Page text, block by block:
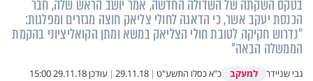
בטקס השקתה של השדולה החדשה, אמר יושב הראש שלה, חבר
הכנסת יעקב אשר, כי הדאגה לחולי צליאק חוצה מגזרים ומפלגות:
"נדרוש חקיקה לטובת חולי הצליאק במשא ומתן הקואליציוני בהקמת
הממשלה הבאה"
גבי שניידר למעקב כ"א כסלו התשע"ט |
29.11.18
| עודכן29.11.18 15:00